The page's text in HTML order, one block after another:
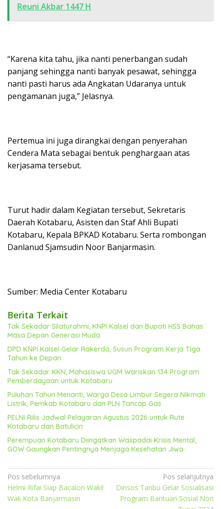
Reuni Akbar 1447 H
“Karena kita tahu, jika nanti penerbangan sudah
panjang sehingga nanti banyak pesawat, sehingga
nanti pasti harus ada Angkatan Udaranya untuk
pengamanan juga,” Jelasnya.
Pertemua ini juga dirangkai dengan penyerahan
Cendera Mata sebagai bentuk penghargaan atas
kerjasama tersebut.
Turut hadir dalam Kegiatan tersebut, Sekretaris
Daerah Kotabaru, Asisten dan Staf Ahli Bupati
Kotabaru, Kepala BPKAD Kotabaru. Serta rombongan
Danlanud Sjamsudin Noor Banjarmasin.
Sumber: Media Center Kotabaru
Berita Terkait
Tak Sekadar Silaturahmi, KNPI Kalsel dan Bupati HSS Bahas
Masa Depan Generasi Muda
DPD KNPI Kalsel Gelar Rakerda, Susun Program Kerja Tiga
Tahun ke Depan
Tak Sekadar KKN, Mahasiswa UGM Wariskan 134 Program
Pemberdayaan untuk Kotabaru
Puluhan Tahun Menanti, Warga Desa Limbur Segera Nikmati
Listrik, Pemkab Kotabaru dan PLN Tancap Gas
PELNI Rilis Jadwal Pelayaran Agustus 2026 untuk Rute
Kotabaru dan Batulicin
Perempuan Kotabaru Diingatkan Waspadai Krisis Mental,
GOW Gaungkan Pentingnya Menjaga Kesehatan Jiwa
Navigasi
pos
Pos sebelumnya
Helmi Rifai Siap Bacalon Wakil
Wali Kota Banjarmasin
Pos selanjutnya
Dinsos Tanbu Gelar Sosialisasi
Program Bantuan Sosial Non